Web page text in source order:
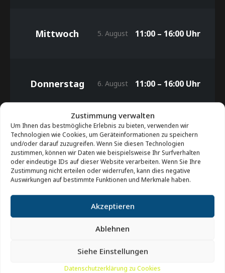
Zustimmung verwalten
Um Ihnen das bestmögliche Erlebnis zu bieten, verwenden wir
Technologien wie Cookies, um Geräteinformationen zu speichern
und/oder darauf zuzugreifen. Wenn Sie diesen Technologien
zustimmen, können wir Daten wie beispielsweise Ihr Surfverhalten
oder eindeutige IDs auf dieser Website verarbeiten. Wenn Sie Ihre
Zustimmung nicht erteilen oder widerrufen, kann dies negative
Auswirkungen auf bestimmte Funktionen und Merkmale haben.
Akzeptieren
Ablehnen
Siehe Einstellungen
Datenschutzerklärung zu Cookies
Mittwoch 5. August 11:00 – 16:00 Uhr
Donnerstag 6. August 11:00 – 16:00 Uhr
Freitag 7. August 11:00 – 16:00 Uhr
Samstag 8. August 11:00 – 16:00 Uhr
9. August